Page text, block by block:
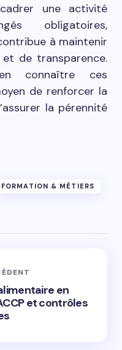
une activité
obligatoires,
à maintenir
de transparence.
connaître ces
de renforcer la
la pérennité
FORMATION & MÉTIERS
en
et contrôles